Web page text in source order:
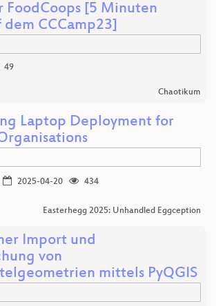
FoodCoops [5 Minuten
CCCamp23]
49
Chaotikum
Laptop Deployment for
2025-04-20
434
Easterhegg 2025: Unhandled Eggception
Import und
von
mittels PyQGIS